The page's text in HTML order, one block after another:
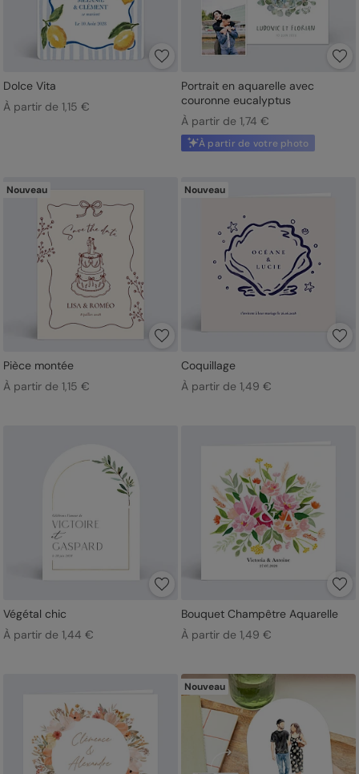
Dolce Vita
À partir de 1,15 €
Portrait en aquarelle avec
couronne eucalyptus
À partir de 1,74 €
À partir de votre photo
Nouveau
Pièce montée
À partir de 1,15 €
Nouveau
Coquillage
À partir de 1,49 €
Végétal chic
À partir de 1,44 €
Bouquet Champêtre Aquarelle
À partir de 1,49 €
Nouveau